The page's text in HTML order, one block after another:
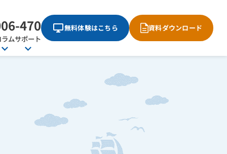
470
ムサポート
無料体験はこちら 資料ダウンロード